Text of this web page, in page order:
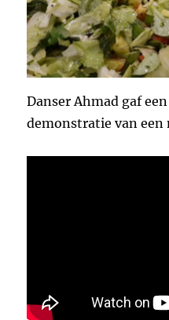
Danser Ahmad gaf
demonstratie van een